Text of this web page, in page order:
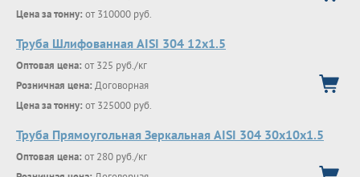
Цена за тонну: от 310000 руб.
Труба Шлифованная AISI 304 12х1.5
Оптовая цена: от 325 руб./кг
Розничная цена: Договорная
Цена за тонну: от 325000 руб.
Труба Прямоугольная Зеркальная AISI 304 30х10х1.5
Оптовая цена: от 280 руб./кг